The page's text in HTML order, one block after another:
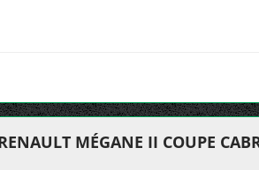
MÉGANE II COUPE